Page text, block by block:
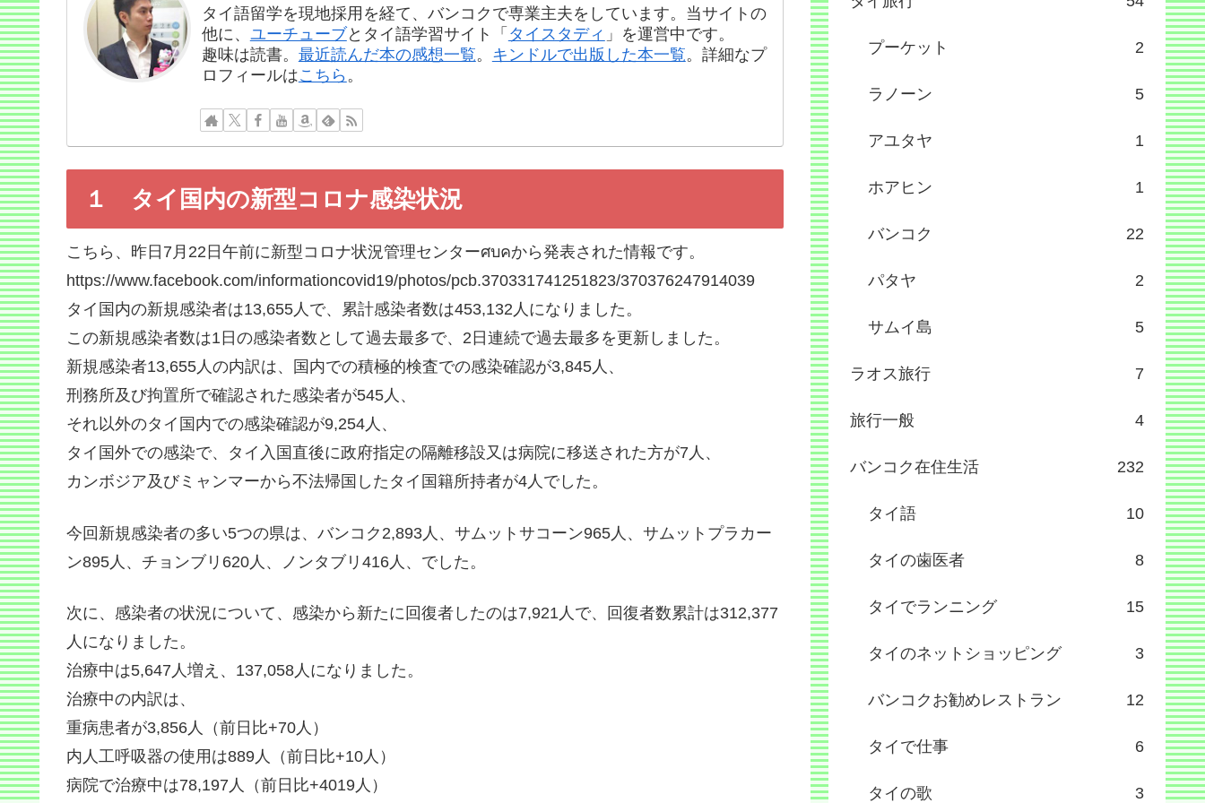
タイ語留学を現地採用を経て、バンコクで専業主夫をしています。当サイトの
他に、 ユーチューブ とタイ語学習サイト「 タイスタディ 」を運営中です。
趣味は読書。 最近読んだ本の感想一覧。 キンドルで出版した本一覧。詳細なプ
ロフィールはこちら 。
１ タイ国内の新型コロナ感染状況
こちら、昨日7月22日午前に新型コロナ状況管理センターศบคから発表された情報です。
https://www.facebook.com/informationcovid19/photos/pcb.370331741251823/370376247914039
タイ国内の新規感染者は13,655人で、累計感染者数は453,132人になりました。
この新規感染者数は1日の感染者数として過去最多で、2日連続で過去最多を更新しました。
新規感染者13,655人の内訳は、国内での積極的検査での感染確認が3,845人、
刑務所及び拘置所で確認された感染者が545人、
それ以外のタイ国内での感染確認が9,254人、
タイ国外での感染で、タイ入国直後に政府指定の隔離移設又は病院に移送された方が7人、
カンボジア及びミャンマーから不法帰国したタイ国籍所持者が4人でした。
今回新規感染者の多い5つの県は、バンコク2,893人、サムットサコーン965人、サムットプラカー
ン895人、チョンブリ620人、ノンタブリ416人、でした。
次に、感染者の状況について、感染から新たに回復者したのは7,921人で、回復者数累計は312,377
人になりました。
治療中は5,647人増え、137,058人になりました。
治療中の内訳は、
重病患者が3,856人（前日比+70人）
内人工呼吸器の使用は889人（前日比+10人）
病院で治療中は78,197人（前日比+4019人）
プーケット 2
ラノーン 5
アユタヤ 1
ホアヒン 1
バンコク 22
パタヤ 2
サムイ島 5
ラオス旅行 7
旅行一般 4
バンコク在住生活 232
タイ語 10
タイの歯医者 8
タイでランニング 15
タイのネットショッピング 3
バンコクお勧めレストラン 12
タイで仕事 6
タイの歌 3